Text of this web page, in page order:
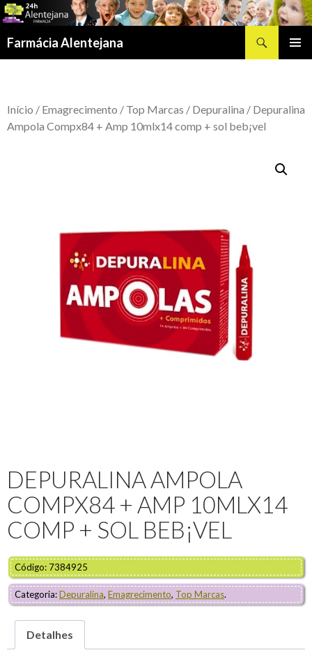
Farmácia Alentejana
Início / Emagrecimento / Top Marcas / Depuralina / Depuralina
Ampola Compx84 + Amp 10mlx14 comp + sol beb¡vel
DEPURALINA AMPOLA
COMPX84 + AMP 10MLX14
COMP + SOL BEB¡VEL
Código: 7384925
Categoria:Depuralina, Emagrecimento, Top Marcas.
Detalhes